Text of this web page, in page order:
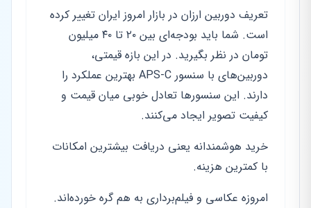
تعریف دوربین ارزان در بازار امروز ایران تغییر کرده
است. شما باید بودجه‌ای بین ۲۰ تا ۴۰ میلیون
تومان در نظر بگیرید. در این بازه قیمتی،
دوربین‌های با سنسور APS-C بهترین عملکرد را
دارند. این سنسورها تعادل خوبی میان قیمت و
کیفیت تصویر ایجاد می‌کنند.
خرید هوشمندانه یعنی دریافت بیشترین امکانات
با کمترین هزینه.
امروزه عکاسی و فیلم‌برداری به هم گره خورده‌اند.